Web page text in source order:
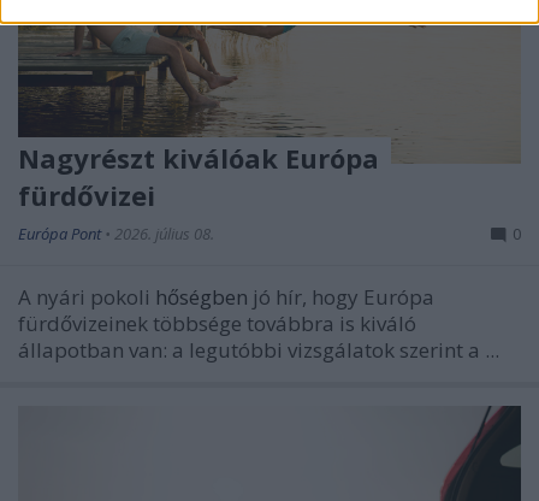
Nagyrészt kiválóak Európa
fürdővizei
Európa Pont • 2026. július 08. 0
A nyári pokoli hőségben jó hír, hogy Európa
fürdővizeinek többsége továbbra is kiváló
állapotban van: a legutóbbi vizsgálatok szerint a ...